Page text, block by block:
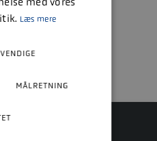
1 Læs mere
MÅLRETNING